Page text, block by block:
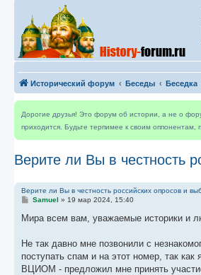
Исторический форум Беседы Беседка
Дорогие друзья! Это форум об истории, а не о
приходится. Будьте терпимее к своим оппонентам,
Верите ли Вы в честность
Верите ли Вы в честность российских опросов и
С
о
е
и
е
Samuel » 19 мар 2024, 15:40
Мира всем вам, уважаемые историки и
Не так давно мне позвонили с
поступать спам и на этот номер, так
ВЦИОМ - предложил мне принять